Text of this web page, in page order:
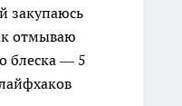
закупаюсь
отмываю
блеска — 5